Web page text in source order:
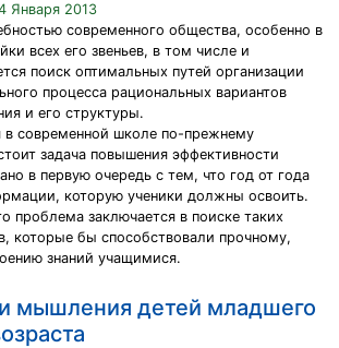
Января 2013
современного общества, особенно в
всех его звеньев, в том числе и
поиск оптимальных путей организации
процесса рациональных вариантов
и его структуры.
в современной школе по-прежнему
задача повышения эффективности
в первую очередь с тем, что год от года
которую ученики должны освоить.
проблема заключается в поиске таких
которые бы способствовали прочному,
знаний учащимися.
мышления детей младшего